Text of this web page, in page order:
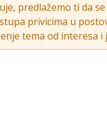
predlažemo ti da
privicima u
tema od interesa